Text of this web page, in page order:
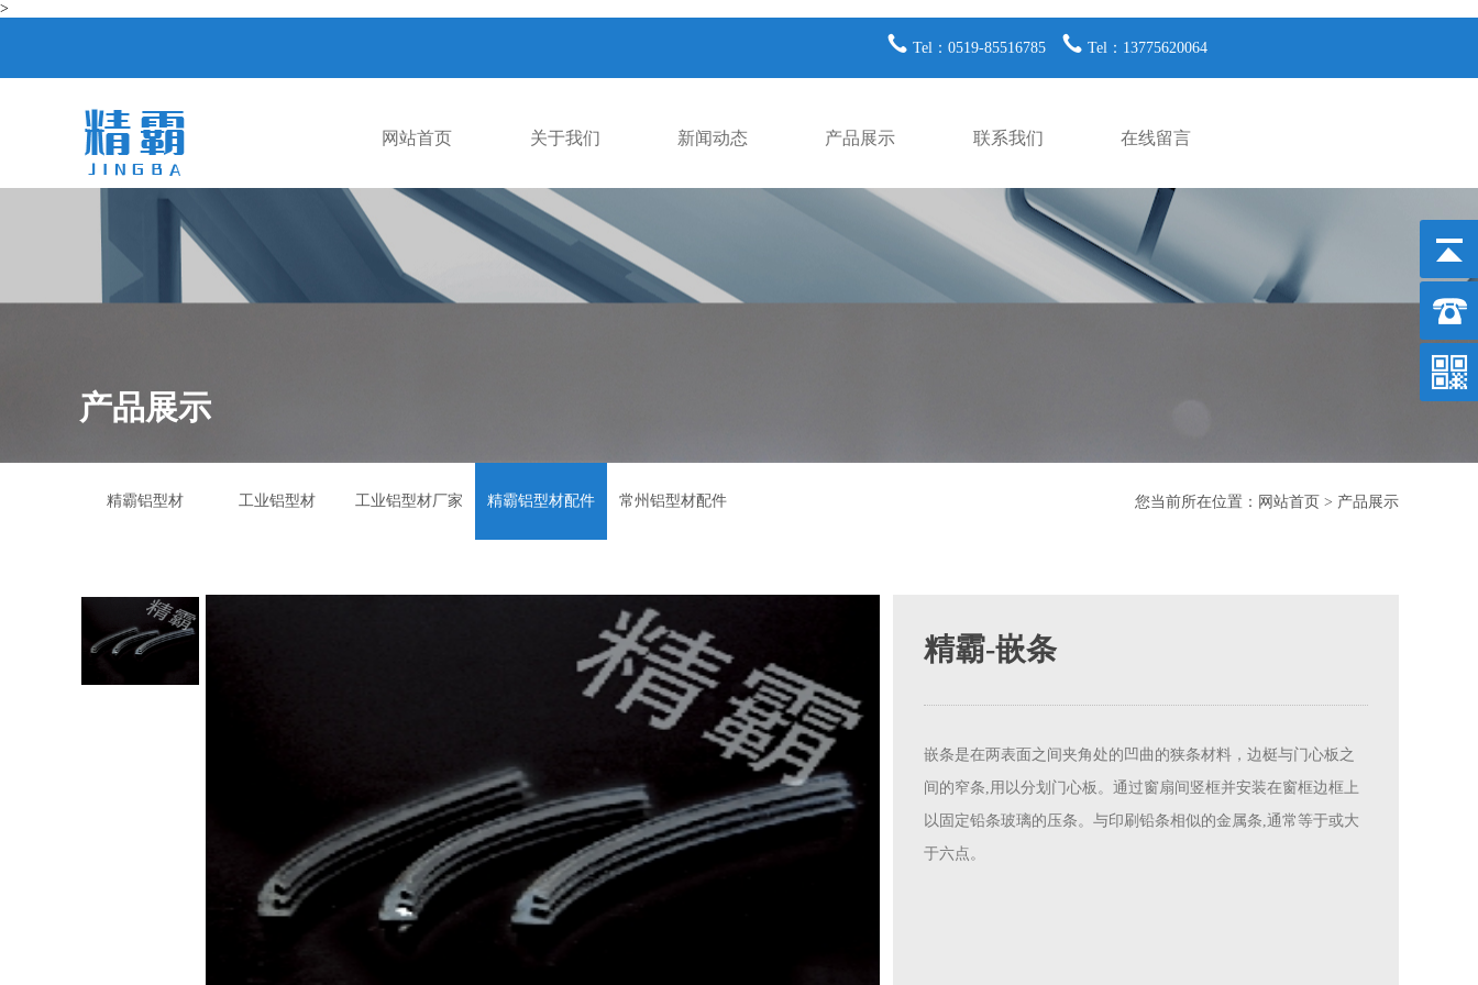
>
Tel：0519-85516785 Tel：13775620064
网站首页 关于我们 新闻动态 产品展示 联系我们 在线留言
产品展示
精霸铝型材 工业铝型材 工业铝型材厂家 精霸铝型材配件 常州铝型材配件 您当前所在位置： 网站首页 > 产品展示
精霸-嵌条
嵌条是在两表面之间夹角处的凹曲的狭条材料，边梃与门心板之
间的窄条,用以分划门心板。通过窗扇间竖框并安装在窗框边框上
以固定铅条玻璃的压条。与印刷铅条相似的金属条,通常等于或大
于六点。